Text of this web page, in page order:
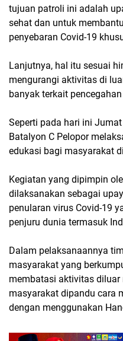
tujuan patroli ini adalah
sehat dan untuk
penyebaran Covid-19
Lanjutnya, hal itu sesuai
mengurangi aktivitas di
banyak terkait
Seperti pada hari ini
Batalyon C Pelopor
edukasi bagi masyarakat
Kegiatan yang dipimpin
dilaksanakan sebagai
penularan virus Covid-19
penjuru dunia termasuk
Dalam pelaksanaannya
masyarakat yang
membatasi aktivitas
masyarakat dipandu cara
dengan menggunakan